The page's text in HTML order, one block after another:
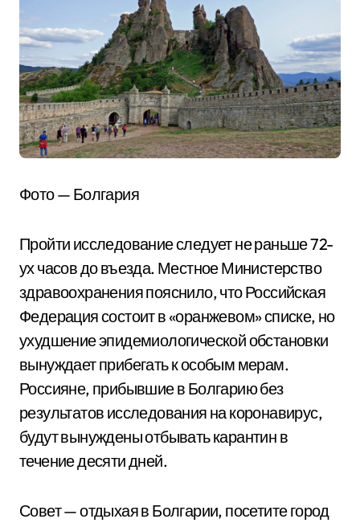
Фото — Болгария
Пройти исследование следует не раньше 72-
ух часов до въезда. Местное Министерство
здравоохранения пояснило, что Российская
Федерация состоит в «оранжевом» списке, но
ухудшение эпидемиологической обстановки
вынуждает прибегать к особым мерам.
Россияне, прибывшие в Болгарию без
результатов исследования на коронавирус,
будут вынуждены отбывать карантин в
течение десяти дней.
Совет — отдыхая в Болгарии, посетите город